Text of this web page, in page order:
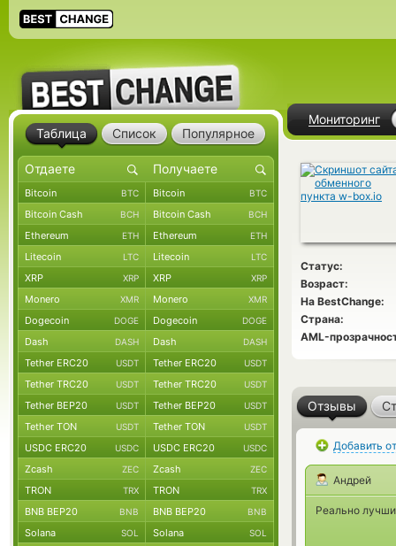
Мониторинг
Статус:
Возраст:
На BestChange:
Страна:
AML-
Отзывы
Добавить
Андрей
Реально
Таблица Список Популярное
Bitcoin BTC Bitcoin BTC
Bitcoin Cash BCH Bitcoin Cash BCH
Ethereum ETH Ethereum ETH
Litecoin LTC Litecoin LTC
XRP XRP XRP XRP
Monero XMR Monero XMR
Dogecoin DOGE Dogecoin DOGE
Dash DASH Dash DASH
Tether ERC20 USDT Tether ERC20 USDT
Tether TRC20 USDT Tether TRC20 USDT
Tether BEP20 USDT Tether BEP20 USDT
Tether TON USDT Tether TON USDT
USDC ERC20 USDC USDC ERC20 USDC
Zcash ZEC Zcash ZEC
TRON TRX TRON TRX
BNB BEP20 BNB BNB BEP20 BNB
Solana SOL Solana SOL